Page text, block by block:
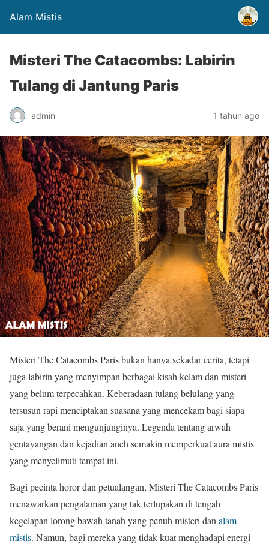
Alam Mistis
Misteri The Catacombs: Labirin
Tulang di Jantung Paris
admin 1 tahun ago
Misteri The Catacombs Paris bukan hanya sekadar cerita, tetapi
juga labirin yang menyimpan berbagai kisah kelam dan misteri
yang belum terpecahkan. Keberadaan tulang belulang yang
tersusun rapi menciptakan suasana yang mencekam bagi siapa
saja yang berani mengunjunginya. Legenda tentang arwah
gentayangan dan kejadian aneh semakin memperkuat aura mistis
yang menyelimuti tempat ini.
Bagi pecinta horor dan petualangan, Misteri The Catacombs Paris
menawarkan pengalaman yang tak terlupakan di tengah
kegelapan lorong bawah tanah yang penuh misteri dan alam
mistis. Namun, bagi mereka yang tidak kuat menghadapi energi